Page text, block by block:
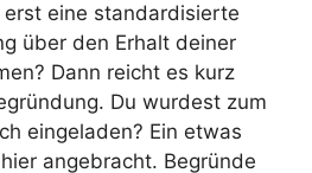
eine standardisierte
über den Erhalt deiner
Dann reicht es kurz
Du wurdest zum
eingeladen? Ein etwas
angebracht. Begründe